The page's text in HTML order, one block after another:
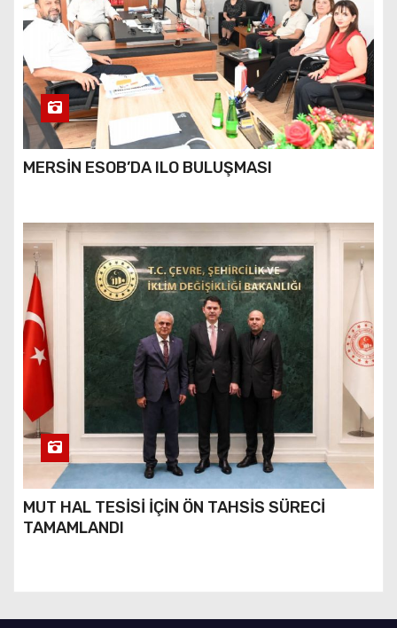
MERSİN ESOB’DA ILO BULUŞMASI
MUT HAL TESİSİ İÇİN ÖN TAHSİS SÜRECİ
TAMAMLANDI